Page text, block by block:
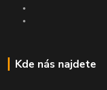
Kde nás najdete